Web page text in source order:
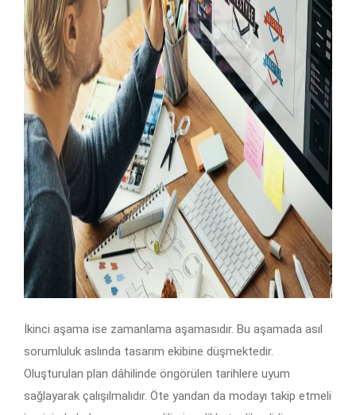
İkinci aşama ise zamanlama aşamasıdır. Bu aşamada asıl
sorumluluk aslında tasarım ekibine düşmektedir.
Oluşturulan plan dâhilinde öngörülen tarihlere uyum
sağlayarak çalışılmalıdır. Öte yandan da modayı takip etmeli